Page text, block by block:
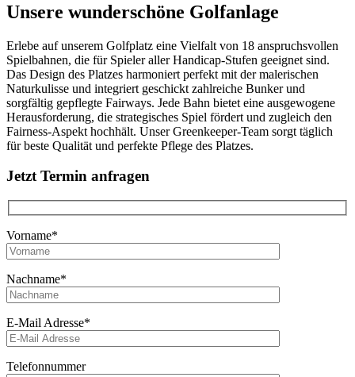
Unsere wunderschöne Golfanlage
Erlebe auf unserem Golfplatz eine Vielfalt von 18 anspruchsvollen
Spielbahnen, die für Spieler aller Handicap-Stufen geeignet sind.
Das Design des Platzes harmoniert perfekt mit der malerischen
Naturkulisse und integriert geschickt zahlreiche Bunker und
sorgfältig gepflegte Fairways. Jede Bahn bietet eine ausgewogene
Herausforderung, die strategisches Spiel fördert und zugleich den
Fairness-Aspekt hochhält. Unser Greenkeeper-Team sorgt täglich
für beste Qualität und perfekte Pflege des Platzes.
Jetzt Termin anfragen
Vorname*
Nachname*
E-Mail Adresse*
Telefonnummer